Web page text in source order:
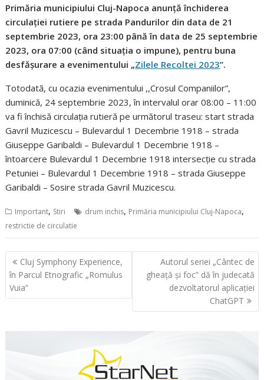
Primăria municipiului Cluj-Napoca anunță închiderea
circulației rutiere pe strada Pandurilor din data de 21
septembrie 2023, ora 23:00 până în data de 25 septembrie
2023, ora 07:00 (când situația o impune), pentru buna
desfășurare a evenimentului „Zilele Recoltei 2023”.
Totodată, cu ocazia evenimentului ,,Crosul Companiilor”,
duminică, 24 septembrie 2023, în intervalul orar 08:00 – 11:00
va fi închisă circulația rutieră pe următorul traseu: start strada
Gavril Muzicescu – Bulevardul 1 Decembrie 1918 – strada
Giuseppe Garibaldi – Bulevardul 1 Decembrie 1918 –
întoarcere Bulevardul 1 Decembrie 1918 intersecție cu strada
Petuniei – Bulevardul 1 Decembrie 1918 – strada Giuseppe
Garibaldi – Sosire strada Gavril Muzicescu.
Important, Stiri drum inchis, Primăria municipiului Cluj-Napoca,
restrictie de circulatie
Navigare
în
articole
Cluj Symphony Experience,
în Parcul Etnografic „Romulus
Vuia”
Autorul seriei „Cântec de
gheață și foc” dă în judecată
dezvoltatorul aplicației
ChatGPT